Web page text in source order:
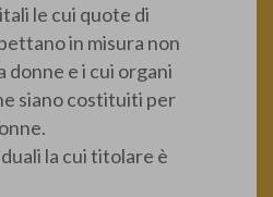
le cui quote di
in misura non
e i cui organi
siano costituiti per
la cui titolare è